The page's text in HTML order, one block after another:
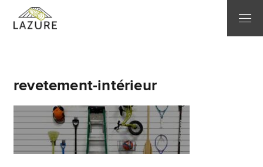
revetement-intérieur